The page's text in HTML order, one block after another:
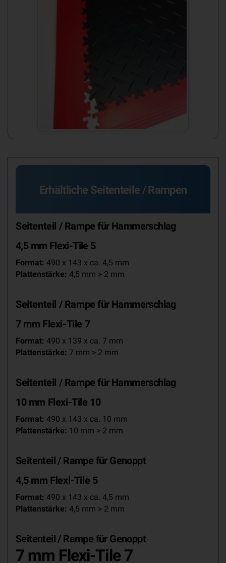
Erhältliche Seitenteile / Rampen
Seitenteil / RampefürHammerschlag
4,5 mm Flexi-Tile 5
Format: 490 x 143 x ca. 4,5 mm
Plattenstärke: 4,5 mm > 2 mm
Seitenteil / RampefürHammerschlag
7 mm Flexi-Tile 7
Format: 490 x 139 x ca. 7 mm
Plattenstärke: 7 mm > 2 mm
Seitenteil / RampefürHammerschlag
10 mm Flexi-Tile 10
Format: 490 x 143 x ca. 10 mm
Plattenstärke: 10 mm > 2 mm
Seitenteil / Rampe fürGenoppt
4,5 mm Flexi-Tile 5
Format: 490 x 143 x ca. 4,5 mm
Plattenstärke: 4,5 mm > 2 mm
Seitenteil / Rampe fürGenoppt
7 mm Flexi-Tile 7